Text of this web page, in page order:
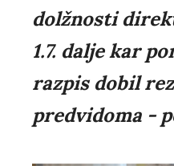
dolžnosti
1.7. dalje kar
razpis dobil
predvidoma -